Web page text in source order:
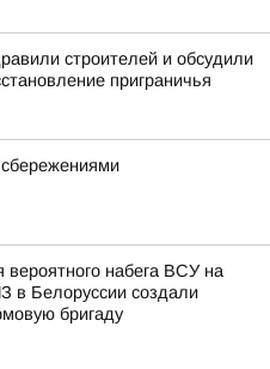
строителей и обсудили
приграничья
набега ВСУ на
в Белоруссии создали
бригаду